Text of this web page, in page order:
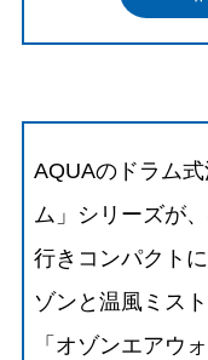
AQUAのドラム
ム」シリーズが
行きコンパクト
ゾンと温風ミス
「オゾンエアウ